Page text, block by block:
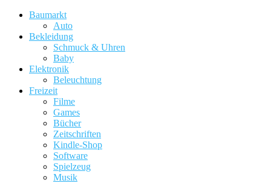
Baumarkt
Auto
Bekleidung
Schmuck & Uhren
Baby
Elektronik
Beleuchtung
Freizeit
Filme
Games
Bücher
Zeitschriften
Kindle-Shop
Software
Spielzeug
Musik